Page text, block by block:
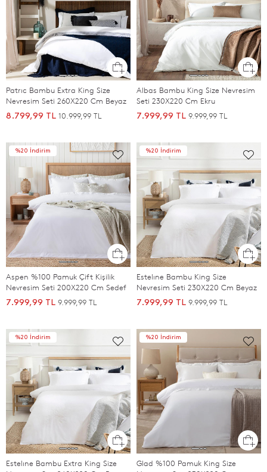
Patrıc Bambu Extra King Size
Nevresim Seti 260X220 Cm Beyaz
8.799,99 TL 10.999,99 TL
Albas Bambu King Size Nevresim
Seti 230X220 Cm Ekru
7.999,99 TL 9.999,99 TL
%20 İndirim
Aspen %100 Pamuk Çift Kişilik
Nevresim Seti 200X220 Cm Sedef
7.999,99 TL 9.999,99 TL
%20 İndirim
Estelıne Bambu King Size
Nevresim Seti 230X220 Cm Beyaz
7.999,99 TL 9.999,99 TL
%20 İndirim
Estelıne Bambu Extra King Size
%20 İndirim
Glad %100 Pamuk King Size